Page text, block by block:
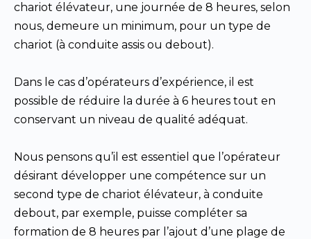
chariot élévateur, une journée de 8 heures, selon
nous, demeure un minimum, pour un type de
chariot (à conduite assis ou debout).
Dans le cas d’opérateurs d’expérience, il est
possible de réduire la durée à 6 heures tout en
conservant un niveau de qualité adéquat.
Nous pensons qu’il est essentiel que l’opérateur
désirant développer une compétence sur un
second type de chariot élévateur, à conduite
debout, par exemple, puisse compléter sa
formation de 8 heures par l’ajout d’une plage de